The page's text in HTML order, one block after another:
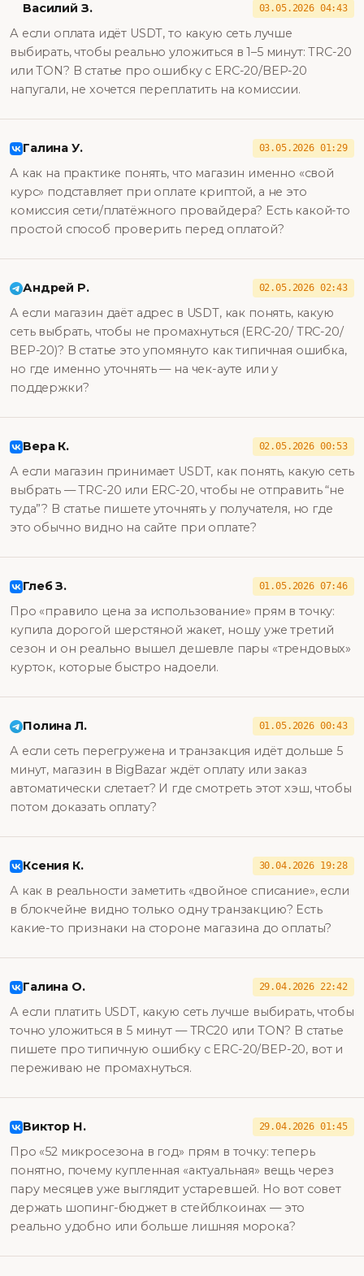
Василий З. 03.05.2026 04:43
А если оплата идёт USDT, то какую сеть лучше
выбирать, чтобы реально уложиться в 1–5 минут: TRC-20
или TON? В статье про ошибку с ERC-20/ВEP-20
напугали, не хочется переплатить на комиссии.
Галина У. 03.05.2026 01:29
А как на практике понять, что магазин именно «свой
курс» подставляет при оплате криптой, а не это
комиссия сети/платёжного провайдера? Есть какой-то
простой способ проверить перед оплатой?
Андрей Р. 02.05.2026 02:43
А если магазин даёт адрес в USDT, как понять, какую
сеть выбрать, чтобы не промахнуться (ERC-20/ TRC-20/
BEP-20)? В статье это упомянуто как типичная ошибка,
но где именно уточнять — на чек-ауте или у
поддержки?
Вера К. 02.05.2026 00:53
А если магазин принимает USDT, как понять, какую сеть
выбрать — TRC-20 или ERC-20, чтобы не отправить “не
туда”? В статье пишете уточнять у получателя, но где
это обычно видно на сайте при оплате?
Глеб З. 01.05.2026 07:46
Про «правило цена за использование» прям в точку:
купила дорогой шерстяной жакет, ношу уже третий
сезон и он реально вышел дешевле пары «трендовых»
курток, которые быстро надоели.
Полина Л. 01.05.2026 00:43
А если сеть перегружена и транзакция идёт дольше 5
минут, магазин в BigBazar ждёт оплату или заказ
автоматически слетает? И где смотреть этот хэш, чтобы
потом доказать оплату?
Ксения К. 30.04.2026 19:28
А как в реальности заметить «двойное списание», если
в блокчейне видно только одну транзакцию? Есть
какие-то признаки на стороне магазина до оплаты?
Галина О. 29.04.2026 22:42
А если платить USDT, какую сеть лучше выбирать, чтобы
точно уложиться в 5 минут — TRC20 или TON? В статье
пишете про типичную ошибку с ERC-20/BEP-20, вот и
переживаю не промахнуться.
Виктор Н. 29.04.2026 01:45
Про «52 микросезона в год» прям в точку: теперь
понятно, почему купленная «актуальная» вещь через
пару месяцев уже выглядит устаревшей. Но вот совет
держать шопинг-бюджет в стейблкоинах — это
реально удобно или больше лишняя морока?